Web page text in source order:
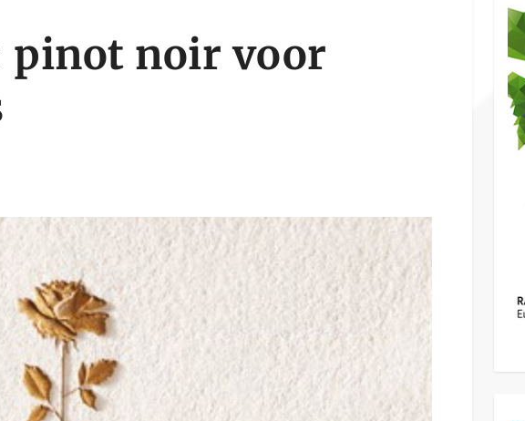
pinot noir voor